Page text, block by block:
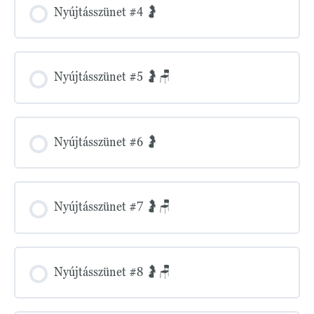
Nyújtásszünet #4 🤰
Nyújtásszünet #5 🤰🪑
Nyújtásszünet #6 🤰
Nyújtásszünet #7 🤰🪑
Nyújtásszünet #8 🤰🪑